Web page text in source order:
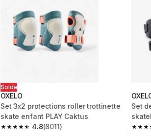
Solde
OXELO
Set 3x2 protections roller trottinette
skate enfant PLAY Caktus
4.8
4.8 out of 5 stars from 8011 reviews
(8011)
Set
4.7